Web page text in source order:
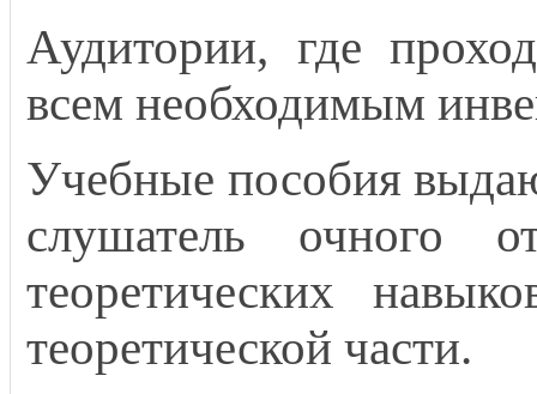
Аудитории, где
всем необходимым
Учебные пособия
слушатель очного
теоретических
теоретической части.